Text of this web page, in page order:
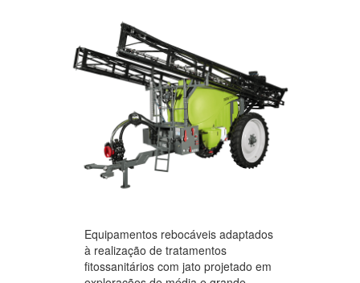
Equipamentos rebocáveis adaptados
à realização de tratamentos
fitossanitários com jato projetado em